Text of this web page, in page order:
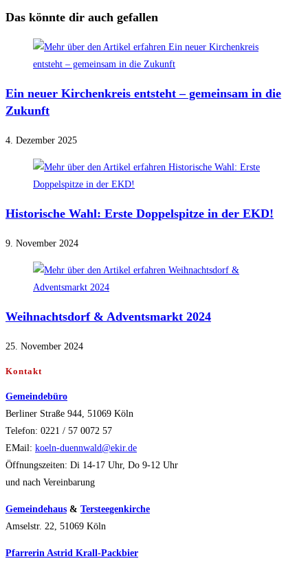
Das könnte dir auch gefallen
Ein neuer Kirchenkreis entsteht – gemeinsam in die
Zukunft
4. Dezember 2025
Historische Wahl: Erste Doppelspitze in der EKD!
9. November 2024
Weihnachtsdorf & Adventsmarkt 2024
25. November 2024
Kontakt
Gemeindebüro
Berliner Straße 944, 51069 Köln
Telefon: 0221 / 57 0072 57
EMail: koeln-duennwald@ekir.de
Öffnungszeiten: Di 14-17 Uhr, Do 9-12 Uhr
und nach Vereinbarung
Gemeindehaus & Tersteegenkirche
Amselstr. 22, 51069 Köln
Pfarrerin Astrid Krall-Packbier